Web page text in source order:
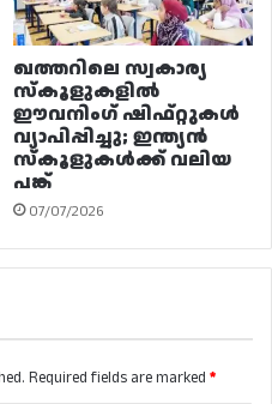
ഖത്തറിലെ സ്വകാര്യ
സ്കൂളുകളിൽ
ഈവനിംഗ് ഷിഫ്റ്റുകൾ
വ്യാപിപ്പിച്ചു; ഇന്ത്യൻ
സ്കൂളുകൾക്ക് വലിയ
പങ്ക്
07/07/2026
Required fields are marked *